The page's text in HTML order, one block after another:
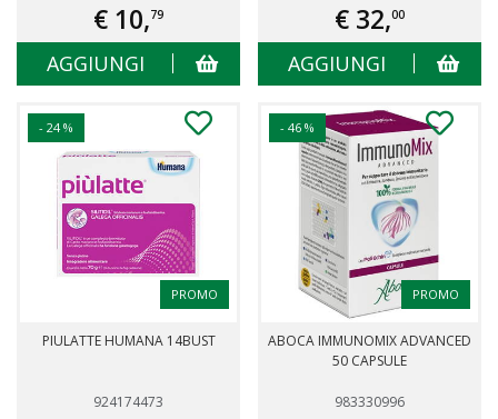
€ 10,79
AGGIUNGI
€ 32,00
AGGIUNGI
- 24 %
PROMO
PIULATTE HUMANA 14BUST
924174473
- 46 %
PROMO
ABOCA IMMUNOMIX ADVANCED
50 CAPSULE
983330996